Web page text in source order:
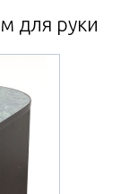
для руки